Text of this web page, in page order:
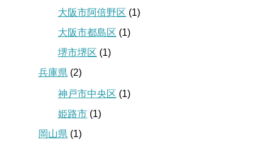
大阪市阿倍野区 (1)
大阪市都島区 (1)
堺市堺区 (1)
兵庫県 (2)
神戸市中央区 (1)
姫路市 (1)
岡山県 (1)